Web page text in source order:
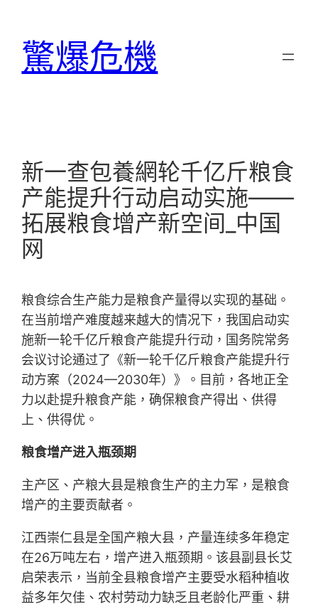
驚爆危機
新一查包養網轮千亿斤粮食
产能提升行动启动实施——
拓展粮食增产新空间_中国
网
粮食综合生产能力是粮食产量得以实现的基础。
在当前增产难度越来越大的情况下，我国启动实
施新一轮千亿斤粮食产能提升行动，国务院常务
会议讨论通过了《新一轮千亿斤粮食产能提升行
动方案（2024—2030年）》。目前，各地正全
力以赴提升粮食产能，确保粮食产得出、供得
上、供得优。
粮食增产进入瓶颈期
主产区、产粮大县是粮食生产的主力军，是粮食
增产的主要贡献者。
江西崇仁县是全国产粮大县，产量连续多年稳定
在26万吨左右，增产进入瓶颈期。该县副县长艾
启荣表示，当前全县粮食增产主要受水稻种植收
益多年欠佳、农村劳动力缺乏且老龄化严重、耕